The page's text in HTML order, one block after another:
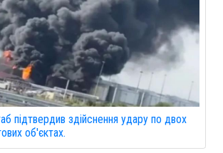
підтвердив здійснення удару по двох
об'єктах.